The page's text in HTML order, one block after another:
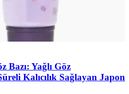
Bazı: Yağlı Göz
Kalıcılık Sağlayan Japon